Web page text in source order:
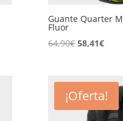
Guante Quarter
Fluor
64,90€ El
era:
64,90€.
58,41€El
es:
¡Oferta!